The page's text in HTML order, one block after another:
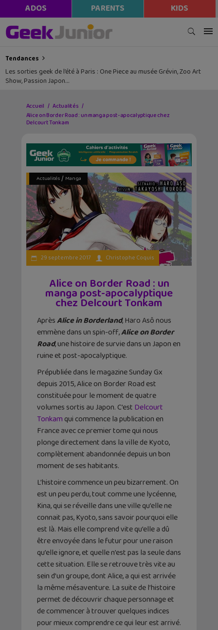
ADOS PARENTS KIDS
Tendances
Les sorties geek de l’été à Paris : One Piece au musée Grévin, Zoo Art
Show, Passion Japon…
Accueil
Actualités
Alice on Border Road : un manga post-apocalyptique chez
Delcourt Tonkam
Actualités/ Manga
29 septembre 2017 Christophe Coquis
Alice on Border Road : un
manga post-apocalyptique
chez Delcourt Tonkam
AprèsAlice in Borderland, Haro Asô nous
emmène dans un spin-off,Alice on Border
Road, une histoire de survie dans un Japon en
ruine et post-apocalyptique.
Prépubliée dans le magazine Sunday Gx
depuis 2015, Alice on Border Road est
constituée pour le moment de quatre
volumes sortis au Japon. C’est Delcourt
Tonkam qui commence la publication en
France avec ce premier tome qui nous
plonge directement dans la ville de Kyoto,
complètement abandonnée depuis un bon
moment de ses habitants.
L’histoire commence un peu bizarrement. On
est un peu perdu, tout comme une lycéenne,
Kina, qui se réveille dans une ville qu’elle ne
connait pas, Kyoto, sans savoir pourquoi elle
est là. Mais elle comprend vite qu’elle a dû
être envoyée dans le futur pour une raison
qu’elle ignore, et quelle n’est pas la seule dans
cette situation. Elle se retrouve très vite au
sein d’un groupe, dont Alice, a qui est arrivée
la même mésaventure. La suite de l’histoire
permet de découvrir chaque personnage et
de commencer à trouver quelques indices
pour mieux comprendre ce qui leur est arrivé.